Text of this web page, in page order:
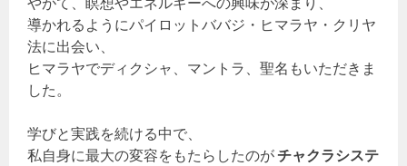
導かれるようにパイロットババジ・ヒマラヤ・クリヤ
法に出会い、
ヒマラヤでディクシャ、マントラ、聖名もいただきま
した。
学びと実践を続ける中で、
私自身に最大の変容をもたらしたのがチャクラシステ